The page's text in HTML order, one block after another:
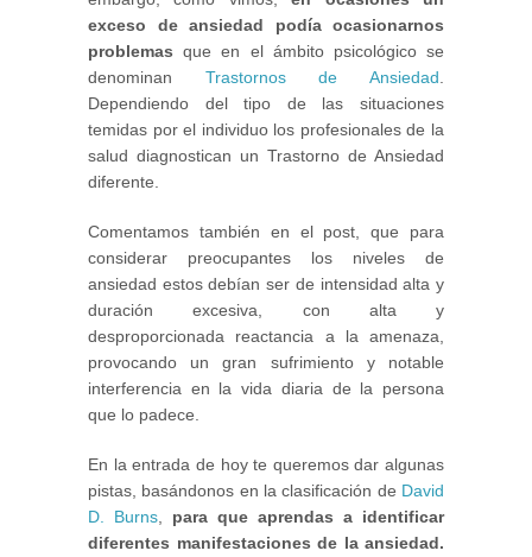
exceso de ansiedad podía ocasionarnos
problemas que en el ámbito psicológico se
denominan Trastornos de Ansiedad.
Dependiendo del tipo de las situaciones
temidas por el individuo los profesionales de la
salud diagnostican un Trastorno de Ansiedad
diferente.
Comentamos también en el post, que para
considerar preocupantes los niveles de
ansiedad estos debían ser de intensidad alta y
duración excesiva, con alta y
desproporcionada reactancia a la amenaza,
provocando un gran sufrimiento y notable
interferencia en la vida diaria de la persona
que lo padece.
En la entrada de hoy te queremos dar algunas
pistas, basándonos en la clasificación de David
D. Burns, para que aprendas a identificar
diferentes manifestaciones de la ansiedad.